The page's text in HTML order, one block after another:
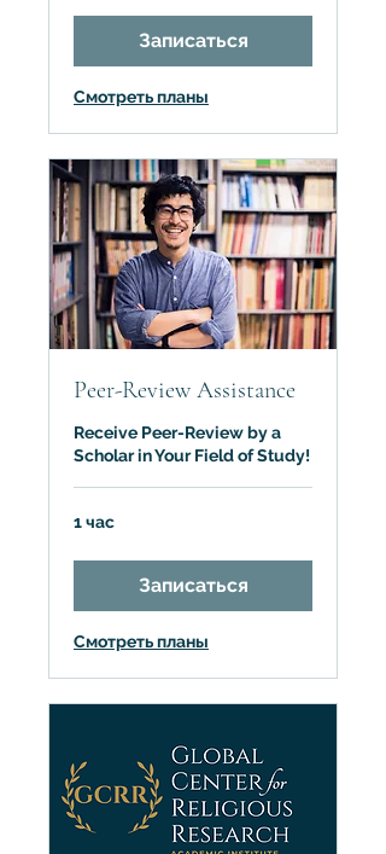
Записаться
Смотреть планы
Peer-Review Assistance
Receive Peer-Review by a
Scholar in Your Field of Study!
1 час
Записаться
Смотреть планы